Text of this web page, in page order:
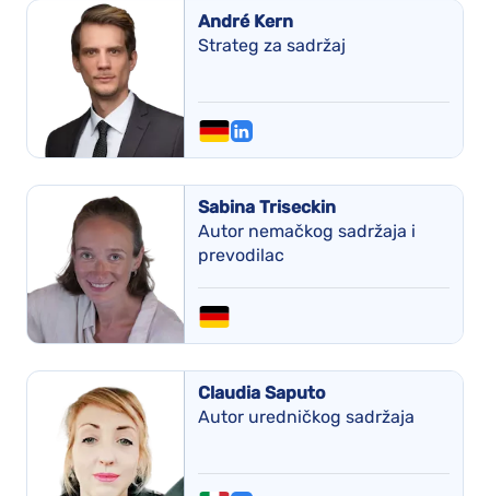
André Kern
Strateg za sadržaj
Sabina Triseckin
Autor nemačkog sadržaja i
prevodilac
Claudia Saputo
Autor uredničkog sadržaja